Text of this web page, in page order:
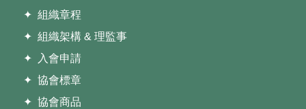
✦ 組織章程
✦ 組織架構 & 理監事
✦ 入會申請
✦ 協會標章
✦ 協會商品